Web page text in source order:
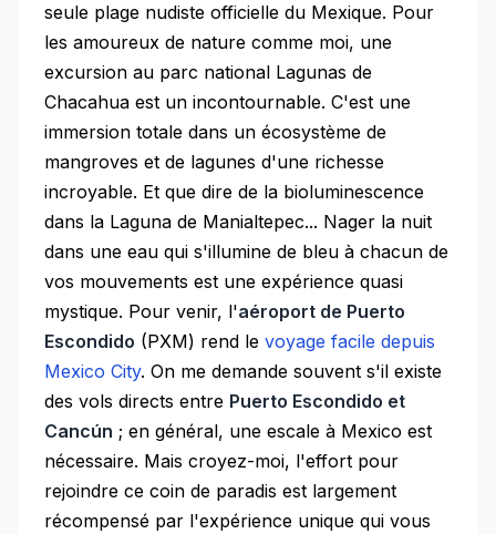
seule plage nudiste officielle du Mexique. Pour
les amoureux de nature comme moi, une
excursion au parc national Lagunas de
Chacahua est un incontournable. C'est une
immersion totale dans un écosystème de
mangroves et de lagunes d'une richesse
incroyable. Et que dire de la bioluminescence
dans la Laguna de Manialtepec... Nager la nuit
dans une eau qui s'illumine de bleu à chacun de
vos mouvements est une expérience quasi
mystique. Pour venir, l'aéroport de Puerto
Escondido (PXM) rend le voyage facile depuis
Mexico City. On me demande souvent s'il existe
des vols directs entre Puerto Escondido et
Cancún ; en général, une escale à Mexico est
nécessaire. Mais croyez-moi, l'effort pour
rejoindre ce coin de paradis est largement
récompensé par l'expérience unique qui vous